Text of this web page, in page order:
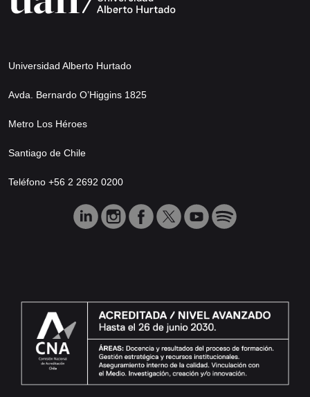
Universidad Alberto Hurtado
Avda. Bernardo O’Higgins 1825
Metro Los Héroes
Santiago de Chile
Teléfono +56 2 2692 0200